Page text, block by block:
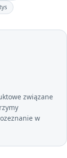
związane
w